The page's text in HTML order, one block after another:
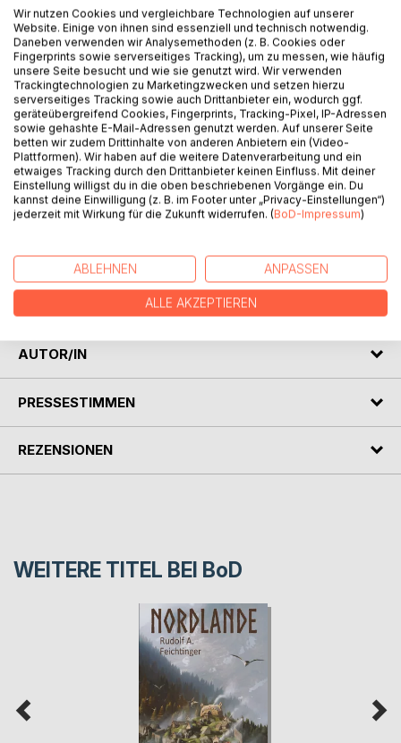
Nach der Aufdeckung der Intrige in Eisenheim wird die
Inquisitorin Klara Gemmingen nach Ostheim entsendet. Das
Kurfürstentum wird von einer Seuche geplagt, die stark an
die Vorfälle in Eisenheim erinnert. Ebenso hat das Dekret
über die Gleichstellung von Zwerg und Mensch ein
politisches Schisma hervorgerufen. Kirchenkritik wird
geäußert und die gespaltene Bevölkerung setzt die Politik
unter Druck. Klara Gemmingen versucht all dies
aufzuklären, herauszufinden, wie dies im Zusammenhang
steht und muss dabei auch gegen ihre eigenen Dämonen
ankämpfen.
Ostheim ist das zweite Buch, das in der Dark Fantasy Welt
Agahma spielt. Eine Geschichte voll dunkler Geheimnisse,
politischer Unruhen und schwarzer Magie.
AUTOR/IN
PRESSESTIMMEN
REZENSIONEN
WEITERE TITEL BEI BoD
Wir nutzen Cookies und vergleichbare Technologien auf unserer
Website. Einige von ihnen sind essenziell und technisch notwendig.
Daneben verwenden wir Analysemethoden (z. B. Cookies oder
Fingerprints sowie serverseitiges Tracking), um zu messen, wie häufig
unsere Seite besucht und wie sie genutzt wird. Wir verwenden
Trackingtechnologien zu Marketingzwecken und setzen hierzu
serverseitiges Tracking sowie auch Drittanbieter ein, wodurch ggf.
geräteübergreifend Cookies, Fingerprints, Tracking-Pixel, IP-Adressen
sowie gehashte E-Mail-Adressen genutzt werden. Auf unserer Seite
betten wir zudem Drittinhalte von anderen Anbietern ein (Video-
Plattformen). Wir haben auf die weitere Datenverarbeitung und ein
etwaiges Tracking durch den Drittanbieter keinen Einfluss. Mit deiner
Einstellung willigst du in die oben beschriebenen Vorgänge ein. Du
kannst deine Einwilligung (z. B. im Footer unter „Privacy-Einstellungen“)
jederzeit mit Wirkung für die Zukunft widerrufen. (BoD-Impressum)
ABLEHNEN ANPASSEN
ALLE AKZEPTIEREN